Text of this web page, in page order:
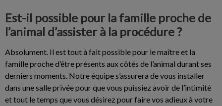
Est-il possible pour la famille proche de
l’animal d’assister à la procédure ?
Absolument. Il est tout à fait possible pour le maître et la
famille proche d’être présents aux côtés de l’animal durant ses
derniers moments. Notre équipe s’assurera de vous installer
dans une salle privée pour que vous puissiez avoir de l’intimité
et tout le temps que vous désirez pour faire vos adieux à votre